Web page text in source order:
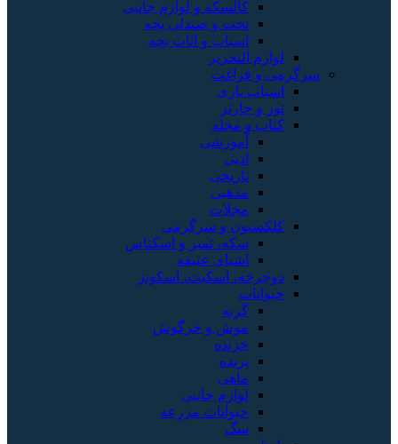
کالسکه و لوازم جانبی
تخت و صندلی بچه
اسباب و اثاث بچه
لوازم التحریر
سرگرمی و فراغت
اسباب‌ بازی
تور و چارتر
کتاب و مجله
آموزشی
ادبی
تاریخی
مذهبی
مجلات
کلکسیون و سرگرمی
سکه، تمبر و اسکناس
اشیای عتیقه
دوچرخه، اسکیت، اسکوتر
حیوانات
گربه
موش و خرگوش
خزنده
پرنده
ماهی
لوازم جانبی
حیوانات مزرعه
سگ